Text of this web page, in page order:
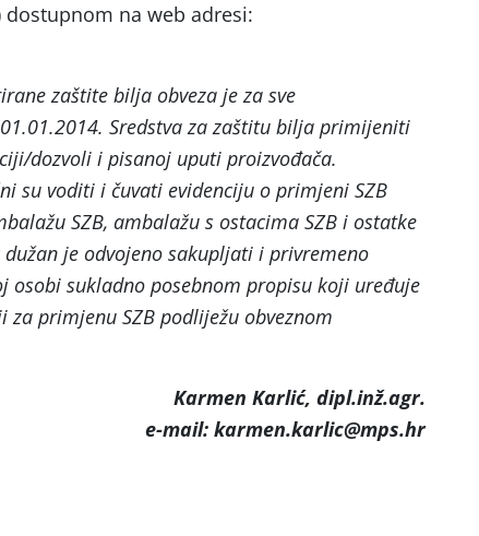
na web adresi:
zaštite bilja obveza je za sve
Sredstva za zaštitu bilja primijeniti
dozvoli i pisanoj uputi proizvođača.
su voditi i čuvati evidenciju o primjeni SZB
SZB, ambalažu s ostacima SZB i ostatke
je odvojeno sakupljati i privremeno
osobi sukladno posebnom propisu koji uređuje
primjenu SZB podliježu obveznom
Karmen Karlić, dipl.inž.agr.
e-mail: karmen.karlic@mps.hr